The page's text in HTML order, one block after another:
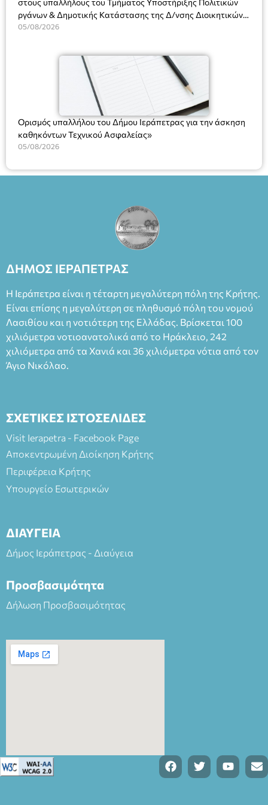
στους υπαλλήλους του Τμήματος Υποστήριξης Πολιτικών
ργάνων & Δημοτικής Κατάστασης της Δ/νσης Διοικητικών
Υπηρεσιών για αποφάσεις, πιστοποιητικά, πράξεις και
(Ν. 5314/2026).»
05/08/2026
Ορισμός υπαλλήλου του Δήμου Ιεράπετρας για την άσκηση
καθηκόντων Τεχνικού Ασφαλείας»
05/08/2026
ΔΗΜΟΣ ΙΕΡΑΠΕΤΡΑΣ
Η Ιεράπετρα είναι η τέταρτη μεγαλύτερη πόλη της Κρήτης.
Είναι επίσης η μεγαλύτερη σε πληθυσμό πόλη του νομού
Λασιθίου και η νοτιότερη της Ελλάδας. Βρίσκεται 100
χιλιόμετρα νοτιοανατολικά από το Ηράκλειο, 242
χιλιόμετρα από τα Χανιά και 36 χιλιόμετρα νότια από τον
Άγιο Νικόλαο.
ΣΧΕΤΙΚΕΣ ΙΣΤΟΣΕΛΙΔΕΣ
Visit Ierapetra - Facebook Page
Αποκεντρωμένη Διοίκηση Κρήτης
Περιφέρεια Κρήτης
Υπουργείο Εσωτερικών
ΔΙΑΥΓΕΙΑ
Δήμος Ιεράπετρας - Διαύγεια
Προσβασιμότητα
Δήλωση Προσβασιμότητας